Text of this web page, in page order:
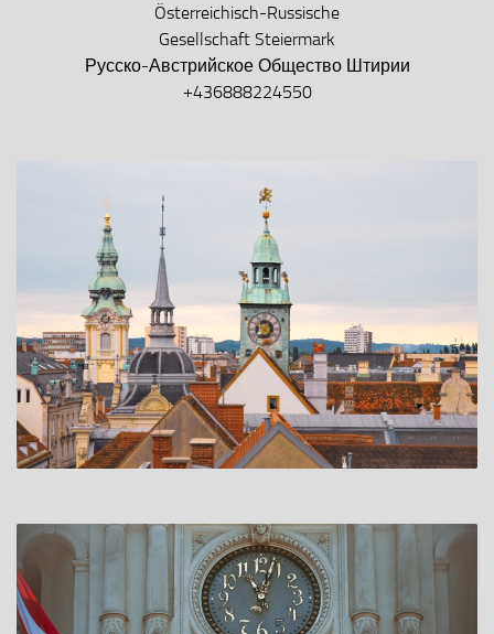
Österreichisch-Russische
Gesellschaft Steiermark
Русско-Австрийское Общество Штирии
+436888224550